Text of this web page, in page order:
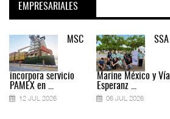
EMPRESARIALES
MSC
incorpora servicio
PAMEX en ...
12 JUL 2026
SSA
Marine México y Vía
Esperanz ...
06 JUL 2026